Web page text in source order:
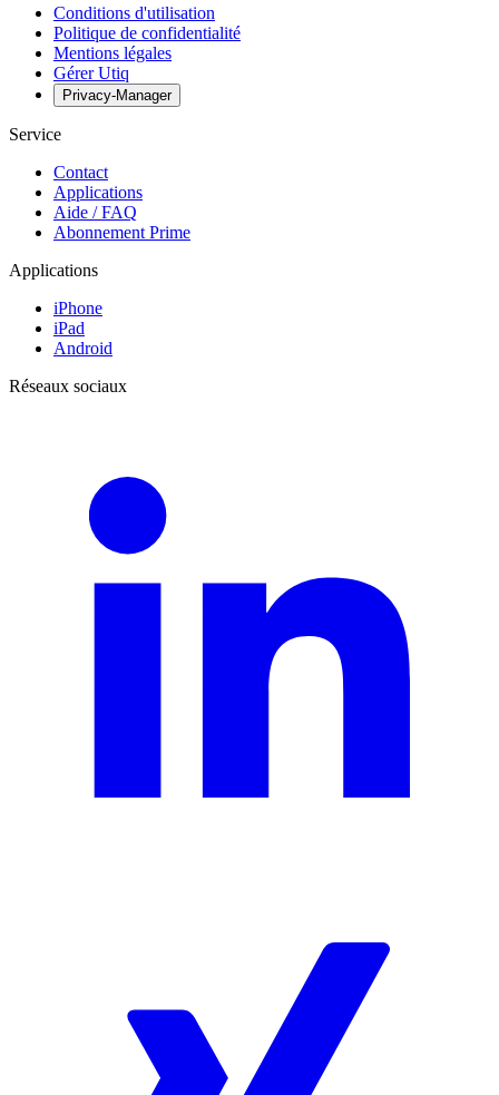
Conditions d'utilisation
Politique de confidentialité
Mentions légales
Gérer Utiq
Privacy-Manager
Service
Contact
Applications
Aide / FAQ
Abonnement Prime
Applications
iPhone
iPad
Android
Réseaux sociaux